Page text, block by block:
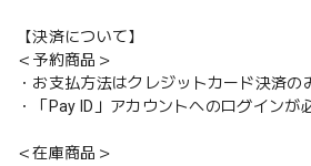
【決済について】
＜予約商品＞
・お支払方法はクレジットカード決済の
・「Pay ID」アカウントへのログインが
＜在庫商品＞